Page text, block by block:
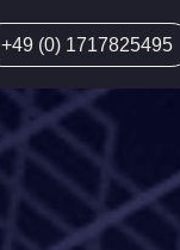
+49 (0) 1717825495